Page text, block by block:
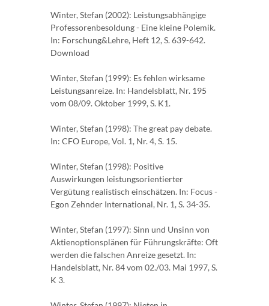
Winter, Stefan (2002): Leistungsabhängige
Professorenbesoldung - Eine kleine Polemik.
In: Forschung&Lehre, Heft 12, S. 639-642.
Download
Winter, Stefan (1999): Es fehlen wirksame
Leistungsanreize. In: Handelsblatt, Nr. 195
vom 08/09. Oktober 1999, S. K1.
Winter, Stefan (1998): The great pay debate.
In: CFO Europe, Vol. 1, Nr. 4, S. 15.
Winter, Stefan (1998): Positive
Auswirkungen leistungsorientierter
Vergütung realistisch einschätzen. In: Focus -
Egon Zehnder International, Nr. 1, S. 34-35.
Winter, Stefan (1997): Sinn und Unsinn von
Aktienoptionsplänen für Führungskräfte: Oft
werden die falschen Anreize gesetzt. In:
Handelsblatt, Nr. 84 vom 02./03. Mai 1997, S.
K 3.